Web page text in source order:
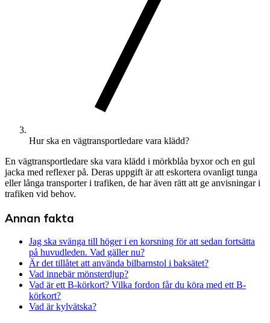
Hur ska en vägtransportledare vara klädd?
En vägtransportledare ska vara klädd i mörkblåa byxor och en gul
jacka med reflexer på. Deras uppgift är att eskortera ovanligt tunga
eller långa transporter i trafiken, de har även rätt att ge anvisningar i
trafiken vid behov.
Annan fakta
Jag ska svänga till höger i en korsning för att sedan fortsätta
på huvudleden. Vad gäller nu?
Är det tillåtet att använda bilbarnstol i baksätet?
Vad innebär mönsterdjup?
Vad är ett B-körkort? Vilka fordon får du köra med ett B-
körkort?
Vad är kylvätska?